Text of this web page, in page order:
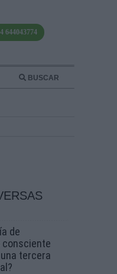
644043774
BUSCAR
de
consciente
tercera